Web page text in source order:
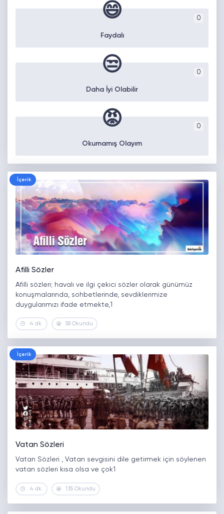
0
😄
Faydalı
0
😒
Daha İyi Olabilir
0
😡
Okumamış Olayım
İçerik
Afilli Sözler
Afilli sözleri; havalı ve ilgi çekici sözler olarak günümüz
konuşmalarında, sohbetlerinde, sevdiklerimize
duygularımızı ifade etmekte,1
4 dk. 58 Okundu
İçerik
Vatan Sözleri
Vatan Sözleri , Vatan sevgisini dile getirmek için söylenen
vatan sözleri kısa olsa ve çok1
4 dk. 135 Okundu